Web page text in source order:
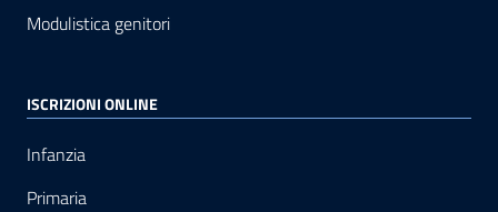
Modulistica genitori
ISCRIZIONI ONLINE
Infanzia
Primaria